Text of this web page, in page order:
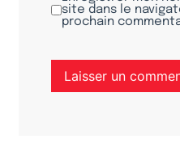
site dans le
prochain